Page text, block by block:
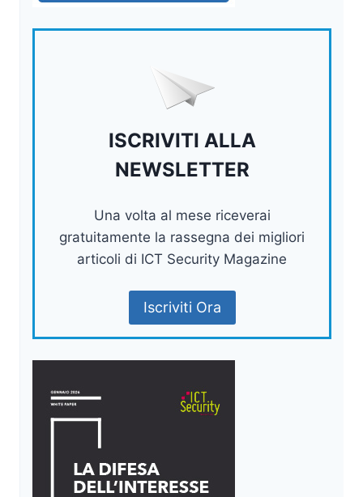
ISCRIVITI ALLA
NEWSLETTER
Una volta al mese riceverai
gratuitamente la rassegna dei migliori
articoli di ICT Security Magazine
Iscriviti Ora